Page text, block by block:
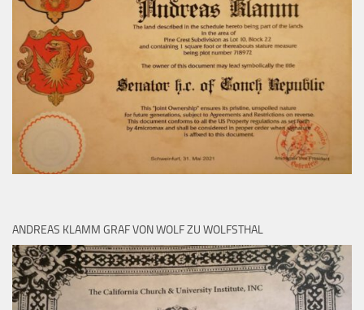
ANDREAS KLAMM GRAF VON WOLF ZU WOLFSTHAL